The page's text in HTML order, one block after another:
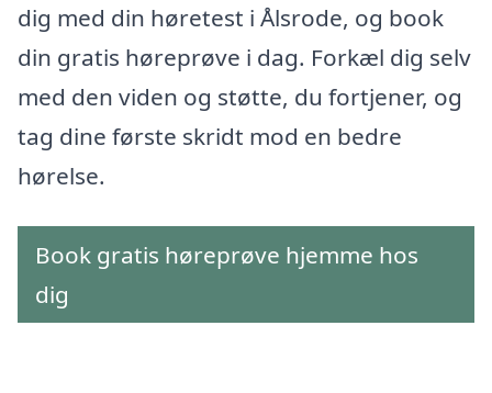
dig med din høretest i Ålsrode, og book
din gratis høreprøve i dag. Forkæl dig selv
med den viden og støtte, du fortjener, og
tag dine første skridt mod en bedre
hørelse.
Book gratis høreprøve hjemme hos
dig